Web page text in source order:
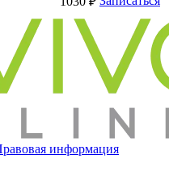
информация